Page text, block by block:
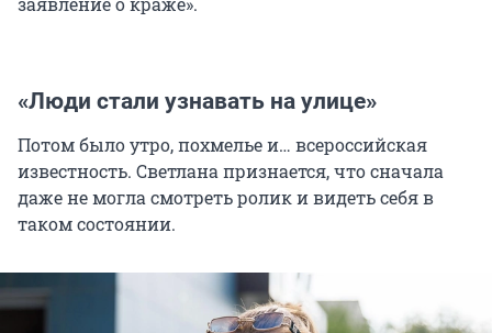
«Люди стали узнавать на улице»
Потом было утро, похмелье и… всероссийская
известность. Светлана признается, что сначала
даже не могла смотреть ролик и видеть себя в
таком состоянии.